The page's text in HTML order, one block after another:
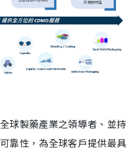
球製藥產業之領導者、並持
靠性，為全球客戶提供最具